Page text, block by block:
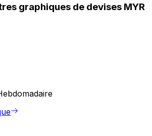
graphiques de devises MYR